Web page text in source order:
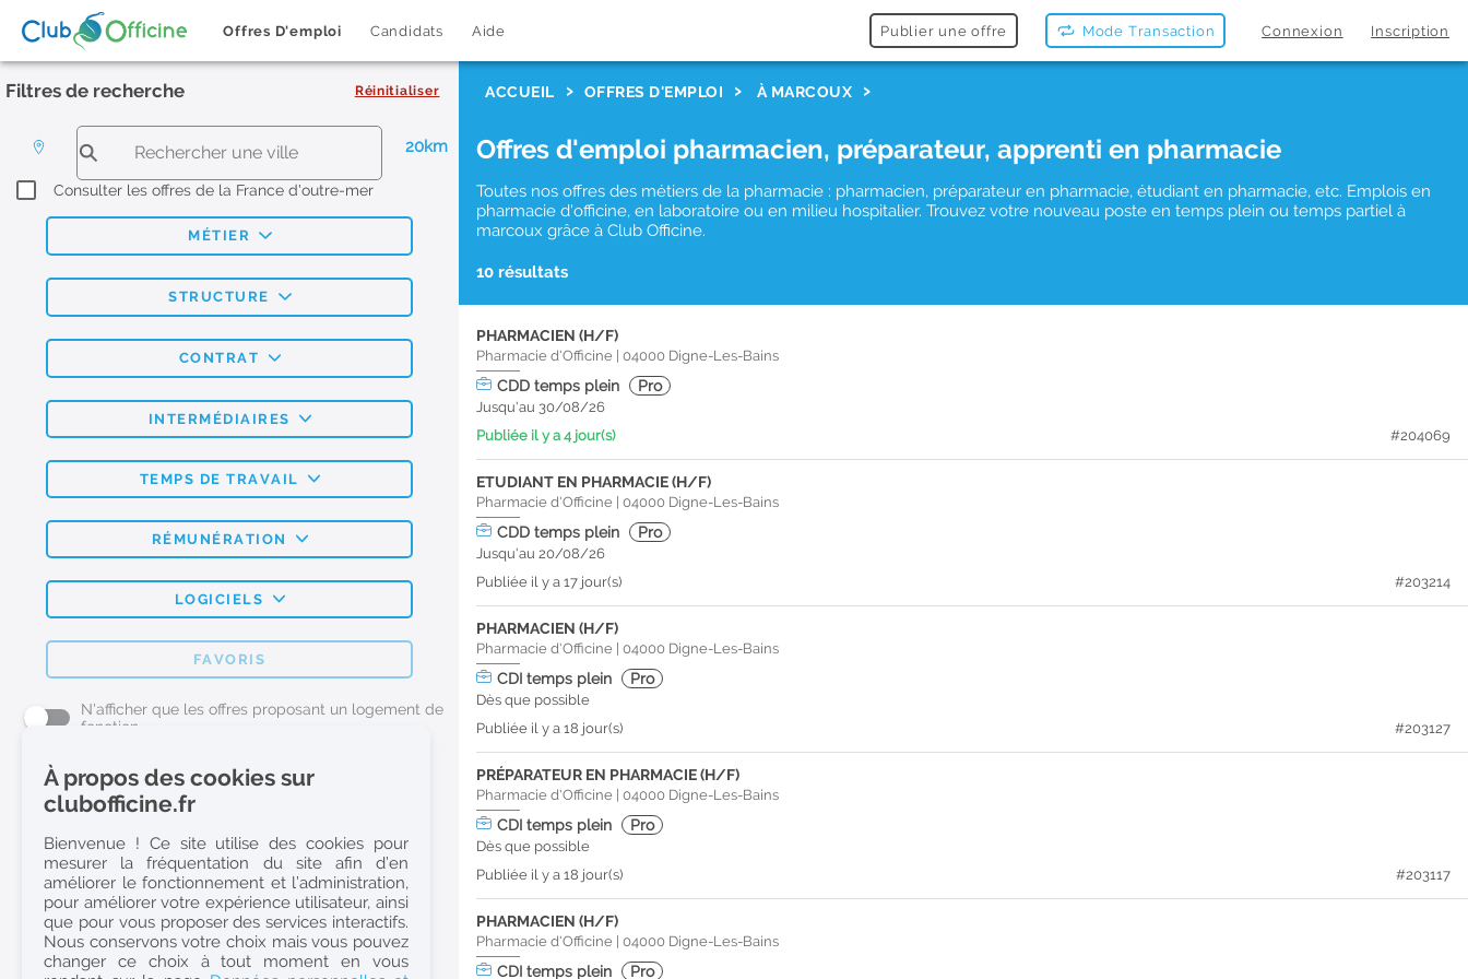
Offres D'emploi Candidats Aide Publier une offre Mode Transaction Connexion Inscription
Filtres de recherche Réinitialiser
20km
Consulter les offres de la France d'outre-mer
MÉTIER
STRUCTURE
CONTRAT
INTERMÉDIAIRES
TEMPS DE TRAVAIL
RÉMUNÉRATION
LOGICIELS
FAVORIS
N'afficher que les offres proposant un logement de
fonction
L'emploi Pharmacie par métier
Pharmacien (H/F)
Préparateur en Pharmacie (H/F)
Etudiant en Pharmacie (H/F)
Etudiant en Pharmacie 6e année validée (H/F)
Conseiller Dermo Cosmetique - Esthéticienne (H/F)
ACCUEIL OFFRES D'EMPLOI À MARCOUX
Offres d'emploi pharmacien, préparateur, apprenti en pharmacie
Toutes nos offres des métiers de la pharmacie : pharmacien, préparateur en pharmacie, étudiant en pharmacie, etc. Emplois en
pharmacie d'officine, en laboratoire ou en milieu hospitalier. Trouvez votre nouveau poste en temps plein ou temps partiel à
marcoux grâce à Club Officine.
10 résultats
PHARMACIEN (H/F)
Pharmacie d'Officine |04000 Digne-Les-Bains
CDDtemps plein Pro
Jusqu'au 30/08/26
Publiée il y a 4 jour(s)
#204069
ETUDIANT EN PHARMACIE (H/F)
Pharmacie d'Officine |04000 Digne-Les-Bains
CDDtemps plein Pro
Jusqu'au 20/08/26
Publiée il y a 17 jour(s)
#203214
PHARMACIEN (H/F)
Pharmacie d'Officine |04000 Digne-Les-Bains
CDItemps plein Pro
Dès que possible
Publiée il y a 18 jour(s)
#203127
PRÉPARATEUR EN PHARMACIE (H/F)
Pharmacie d'Officine |04000 Digne-Les-Bains
CDItemps plein Pro
Dès que possible
Publiée il y a 18 jour(s)
#203117
PHARMACIEN (H/F)
Pharmacie d'Officine |04000 Digne-Les-Bains
CDItemps plein Pro
À propos des cookies sur
clubofficine.fr
Bienvenue ! Ce site utilise des cookies pour
mesurer la fréquentation du site afin d’en
améliorer le fonctionnement et l’administration,
pour améliorer votre expérience utilisateur, ainsi
que pour vous proposer des services interactifs.
Nous conservons votre choix mais vous pouvez
changer ce choix à tout moment en vous